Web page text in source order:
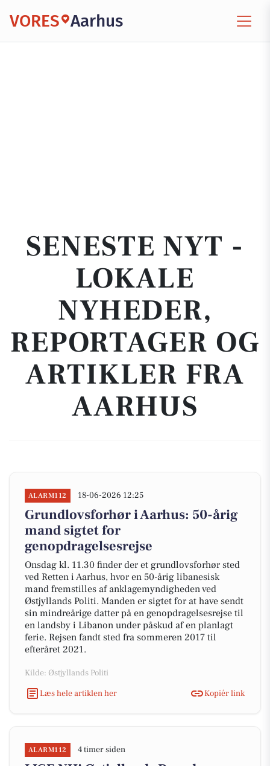
VORES Aarhus
SENESTE NYT -
LOKALE
NYHEDER,
REPORTAGER OG
ARTIKLER FRA
AARHUS
ALARM112 18-06-2026 12:25
Grundlovsforhør i Aarhus: 50-årig
mand sigtet for
genopdragelsesrejse
Onsdag kl. 11.30 finder der et grundlovsforhør sted
ved Retten i Aarhus, hvor en 50-årig libanesisk
mand fremstilles af anklagemyndigheden ved
Østjyllands Politi. Manden er sigtet for at have sendt
sin mindreårige datter på en genopdragelsesrejse til
en landsby i Libanon under påskud af en planlagt
ferie. Rejsen fandt sted fra sommeren 2017 til
efteråret 2021.
Kilde: Østjyllands Politi
Læs hele artiklen her
Kopiér link
ALARM112 4 timer siden